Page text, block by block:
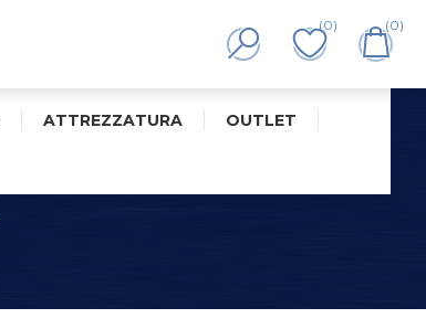
(0) (0)
ATTREZZATURA OUTLET